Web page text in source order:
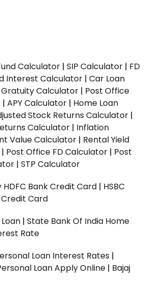
Calculator | SIP Calculator | FD
Interest Calculator | Car Loan
Gratuity Calculator | Post Office
| APY Calculator | Home Loan
Stock Returns Calculator |
Calculator | Inflation
Value Calculator | Rental Yield
| Post Office FD Calculator | Post
| STP Calculator
HDFC Bank Credit Card | HSBC
Credit Card
| State Bank Of India Home
Rate
Loan Interest Rates |
Loan Apply Online | Bajaj